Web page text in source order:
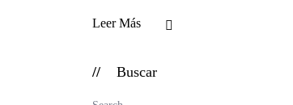
Leer Más
Buscar